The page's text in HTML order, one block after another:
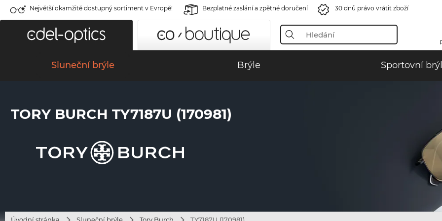
Největší okamžitě dostupný sortiment v Evropě! Bezplatné zaslání a zpětné doručení 30 dnů právo vrátit zboží
Sluneční brýle Brýle Sportovní
TORY BURCH TY7187U (170981)